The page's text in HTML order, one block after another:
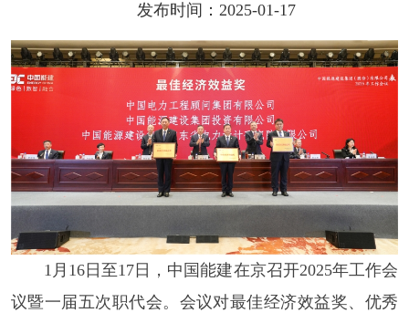
发布时间：2025-01-17
1月16日至17日，中国能建在京召开2025年工作会
议暨一届五次职代会。会议对最佳经济效益奖、优秀